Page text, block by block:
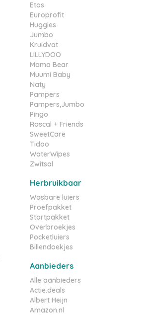
Etos
Europrofit
Huggies
Jumbo
Kruidvat
LILLYDOO
Mama Bear
Muumi Baby
Naty
Pampers
Pampers,Jumbo
Pingo
Rascal + Friends
SweetCare
Tidoo
WaterWipes
Zwitsal
Herbruikbaar
Wasbare luiers
Proefpakket
Startpakket
Overbroekjes
Pocketluiers
Billendoekjes
Aanbieders
Alle aanbieders
Actie.deals
Albert Heijn
Amazon.nl